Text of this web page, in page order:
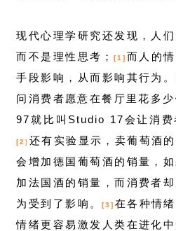
现代心理学研究还发现，人
而不是理性思考；[1] 而人的
手段影响，从而影响其行为
问消费者愿意在餐厅里花多
97就比叫Studio 17会让消费
[2] 还有实验显示，卖葡萄酒
会增加德国葡萄酒的销量，
加法国酒的销量，而消费者
为受到了影响。[3] 在各种情
情绪更容易激发人类在进化